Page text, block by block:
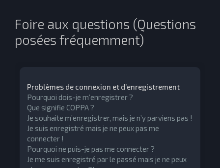
Foire aux questions (Questions
posées fréquemment)
Problèmes de connexion et d’enregistrement
Pourquoi dois-je m’enregistrer ?
Que signifie COPPA ?
Je souhaite m’enregistrer, mais je n’y parviens pas !
Je suis enregistré mais je ne peux pas me
connecter !
Pourquoi ne puis-je pas me connecter ?
Je me suis enregistré par le passé mais je ne peux